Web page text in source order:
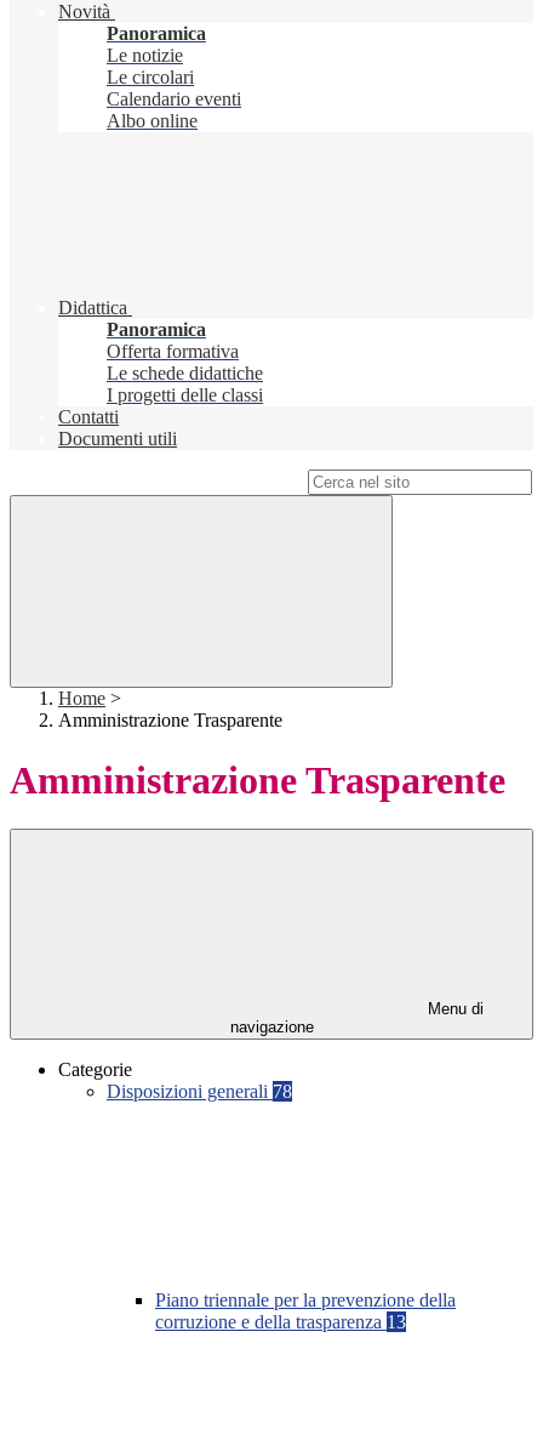
Novità
Panoramica
Le notizie
Le circolari
Calendario eventi
Albo online
Didattica
Panoramica
Offerta formativa
Le schede didattiche
I progetti delle classi
Contatti
Documenti utili
Home >
Amministrazione Trasparente
Amministrazione Trasparente
Menu di
navigazione
Categorie
Disposizioni generali 78
Piano triennale per la prevenzione della
corruzione e della trasparenza 13